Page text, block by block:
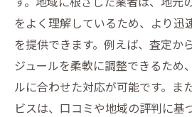
郡山市栄町の出張買取サービ
リ活用
出張買取で実現するス
不要な家電を手放すこ
ト
をよく理解しているため、より迅
を提供できます。例えば、査定か
ジュールを柔軟に調整できるため
ルに合わせた対応が可能です。ま
ビスは、口コミや地域の評判に基